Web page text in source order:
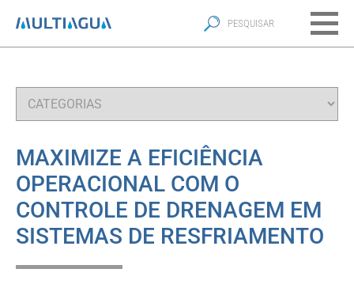
MAXIMIZE A EFICIÊNCIA
OPERACIONAL COM O
CONTROLE DE DRENAGEM EM
SISTEMAS DE RESFRIAMENTO